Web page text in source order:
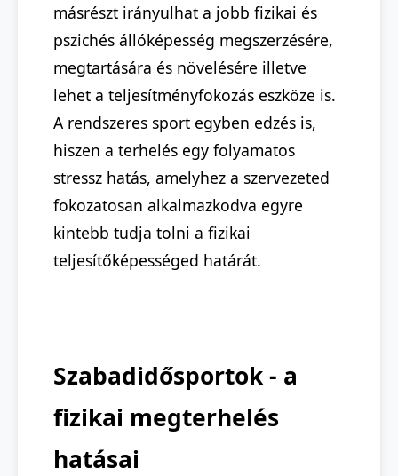
másrészt irányulhat a jobb fizikai és
pszichés állóképesség megszerzésére,
megtartására és növelésére illetve
lehet a teljesítményfokozás eszköze is.
A rendszeres sport egyben edzés is,
hiszen a terhelés egy folyamatos
stressz hatás, amelyhez a szervezeted
fokozatosan alkalmazkodva egyre
kintebb tudja tolni a fizikai
teljesítőképességed határát.
Szabadidősportok - a
fizikai megterhelés
hatásai